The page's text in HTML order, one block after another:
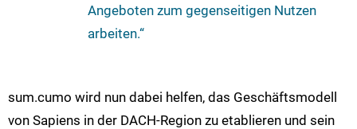
Angeboten zum gegenseitigen Nutzen
arbeiten.“
sum.cumo wird nun dabei helfen, das Geschäftsmodell
von Sapiens in der DACH-Region zu etablieren und sein